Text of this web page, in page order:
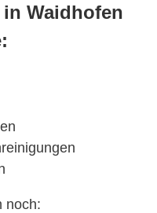
Waidhofen
noch: